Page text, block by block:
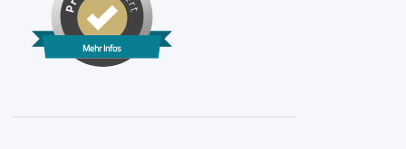
Mehr Infos